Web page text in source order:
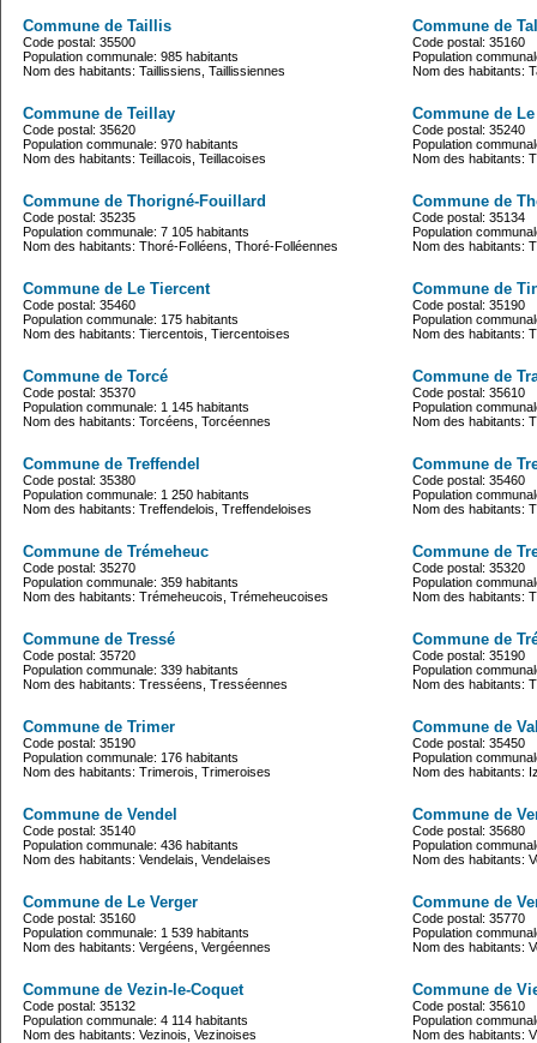
Commune de Taillis
Code postal: 35500
Population communale: 985 habitants
Nom des habitants: Taillissiens, Taillissiennes
Commune de
Code postal: 35160
Population
Nom des habitants:
Commune de Teillay
Code postal: 35620
Population communale: 970 habitants
Nom des habitants: Teillacois, Teillacoises
Commune de
Code postal: 35240
Population
Nom des habitants:
Commune de Thorigné-Fouillard
Code postal: 35235
Population communale: 7 105 habitants
Nom des habitants: Thoré-Folléens, Thoré-Folléennes
Commune de
Code postal: 35134
Population
Nom des habitants:
Commune de Le Tiercent
Code postal: 35460
Population communale: 175 habitants
Nom des habitants: Tiercentois, Tiercentoises
Commune de
Code postal: 35190
Population
Nom des habitants:
Commune de Torcé
Code postal: 35370
Population communale: 1 145 habitants
Nom des habitants: Torcéens, Torcéennes
Commune de
Code postal: 35610
Population
Nom des habitants:
Commune de Treffendel
Code postal: 35380
Population communale: 1 250 habitants
Nom des habitants: Treffendelois, Treffendeloises
Commune de
Code postal: 35460
Population
Nom des habitants:
Commune de Trémeheuc
Code postal: 35270
Population communale: 359 habitants
Nom des habitants: Trémeheucois, Trémeheucoises
Commune de
Code postal: 35320
Population
Nom des habitants:
Commune de Tressé
Code postal: 35720
Population communale: 339 habitants
Nom des habitants: Tresséens, Tresséennes
Commune de
Code postal: 35190
Population
Nom des habitants:
Commune de Trimer
Code postal: 35190
Population communale: 176 habitants
Nom des habitants: Trimerois, Trimeroises
Commune de
Code postal: 35450
Population
Nom des habitants:
Commune de Vendel
Code postal: 35140
Population communale: 436 habitants
Nom des habitants: Vendelais, Vendelaises
Commune de
Code postal: 35680
Population
Nom des habitants:
Commune de Le Verger
Code postal: 35160
Population communale: 1 539 habitants
Nom des habitants: Vergéens, Vergéennes
Commune de
Code postal: 35770
Population
Nom des habitants:
Commune de Vezin-le-Coquet
Code postal: 35132
Population communale: 4 114 habitants
Nom des habitants: Vezinois, Vezinoises
Commune de
Code postal: 35610
Population
Nom des habitants: